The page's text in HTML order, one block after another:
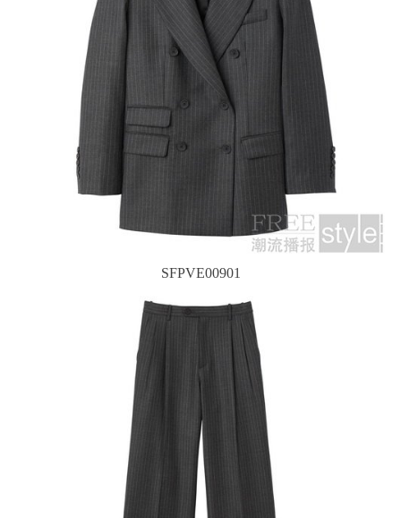
SFPVE00901